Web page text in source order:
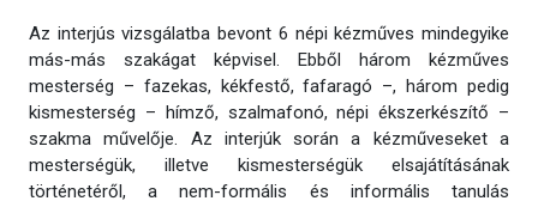
Az interjús vizsgálatba bevont 6 népi kézműves mindegyike
más-más szakágat képvisel. Ebből három kézműves
mesterség – fazekas, kékfestő, fafaragó –, három pedig
kismesterség – hímző, szalmafonó, népi ékszerkészítő –
szakma művelője. Az interjúk során a kézműveseket a
mesterségük, illetve kismesterségük elsajátításának
történetéről, a nem-formális és informális tanulás